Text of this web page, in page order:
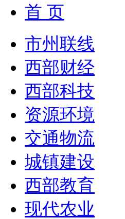
首 页
市州联线
西部财经
西部科技
资源环境
交通物流
城镇建设
西部教育
现代农业